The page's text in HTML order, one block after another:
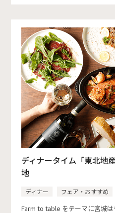
ディナータイム「東北地
地
ディナー フェア・おすすめ
Farm to table をテーマに宮城